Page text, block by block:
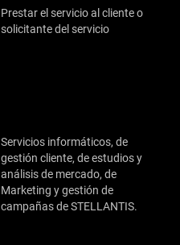
Prestar el servicio al cliente o
solicitante del servicio
Servicios informáticos, de
gestión cliente, de estudios y
análisis de mercado, de
Marketing y gestión de
campañas de STELLANTIS.